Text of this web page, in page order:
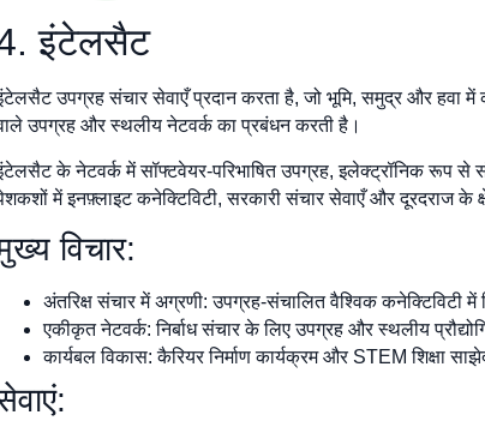
इंटेलसैट
उपग्रह संचार सेवाएँ प्रदान करता है, जो भूमि, समुद्र और हवा में
उपग्रह और स्थलीय नेटवर्क का प्रबंधन करती है।
के नेटवर्क में सॉफ्टवेयर-परिभाषित उपग्रह, इलेक्ट्रॉनिक रूप से
में इनफ़्लाइट कनेक्टिविटी, सरकारी संचार सेवाएँ और दूरदराज के
विचार:
अंतरिक्ष संचार में अग्रणी: उपग्रह-संचालित वैश्विक कनेक्टिविटी में
एकीकृत नेटवर्क: निर्बाध संचार के लिए उपग्रह और स्थलीय
कार्यबल विकास: कैरियर निर्माण कार्यक्रम और STEM शिक्षा